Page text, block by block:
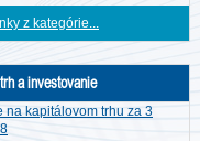
z kategórie...
a investovanie
na kapitálovom trhu za 3